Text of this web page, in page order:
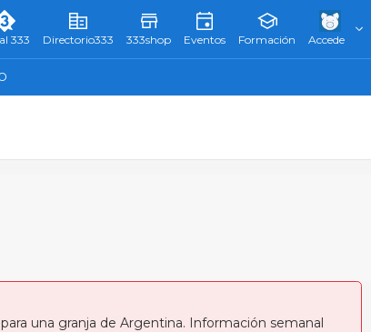
333 Directorio333 333shop Eventos Formación Accede
una granja de Argentina. Información semanal